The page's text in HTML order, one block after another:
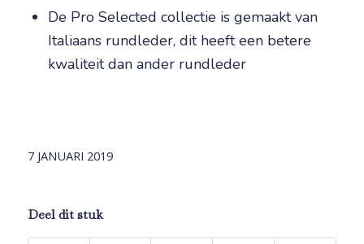
De Pro Selected collectie is gemaakt van
Italiaans rundleder, dit heeft een betere
kwaliteit dan ander rundleder
7 JANUARI 2019
Deel dit stuk